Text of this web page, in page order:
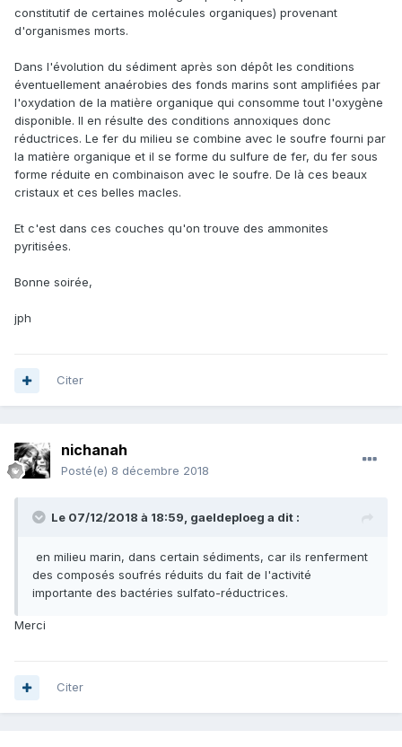
constitutif de certaines molécules organiques) provenant
d'organismes morts.
Dans l'évolution du sédiment après son dépôt les conditions
éventuellement anaérobies des fonds marins sont amplifiées par
l'oxydation de la matière organique qui consomme tout l'oxygène
disponible. Il en résulte des conditions annoxiques donc
réductrices. Le fer du milieu se combine avec le soufre fourni par
la matière organique et il se forme du sulfure de fer, du fer sous
forme réduite en combinaison avec le soufre. De là ces beaux
cristaux et ces belles macles.
Et c'est dans ces couches qu'on trouve des ammonites
pyritisées.
Bonne soirée,
jph
Citer
nichanah
Posté(e) 8 décembre 2018
Le 07/12/2018 à 18:59, gaeldeploeg a dit :
en milieu marin, dans certain sédiments, car ils renferment
des composés soufrés réduits du fait de l'activité
importante des bactéries sulfato-réductrices.
Merci
Citer